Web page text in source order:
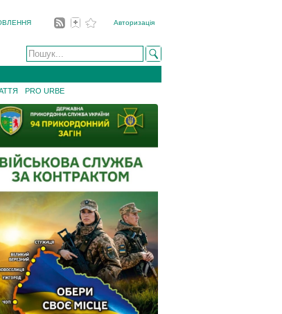
Авторизація
PRO URBE